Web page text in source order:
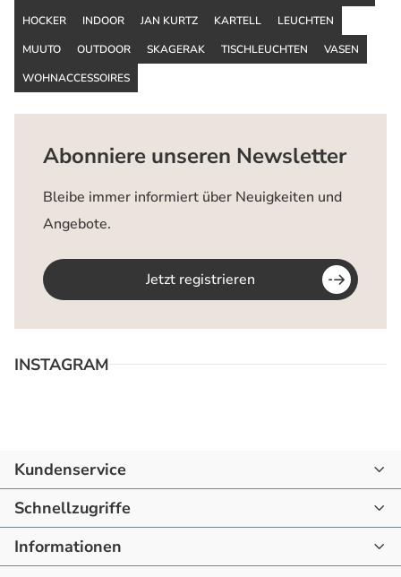
HOCKER
INDOOR JAN KURTZ KARTELL
LEUCHTEN
MUUTO
OUTDOOR SKAGERAK TISCHLEUCHTEN
VASEN
WOHNACCESSOIRES
Abonniere unseren Newsletter
Bleibe immer informiert über Neuigkeiten und
Angebote.
Jetzt registrieren
INSTAGRAM
Kundenservice
07144 - 866190
mail@raum-blick.de
Montag - Freitag
Schnellzugriffe
Startseite
Informationen